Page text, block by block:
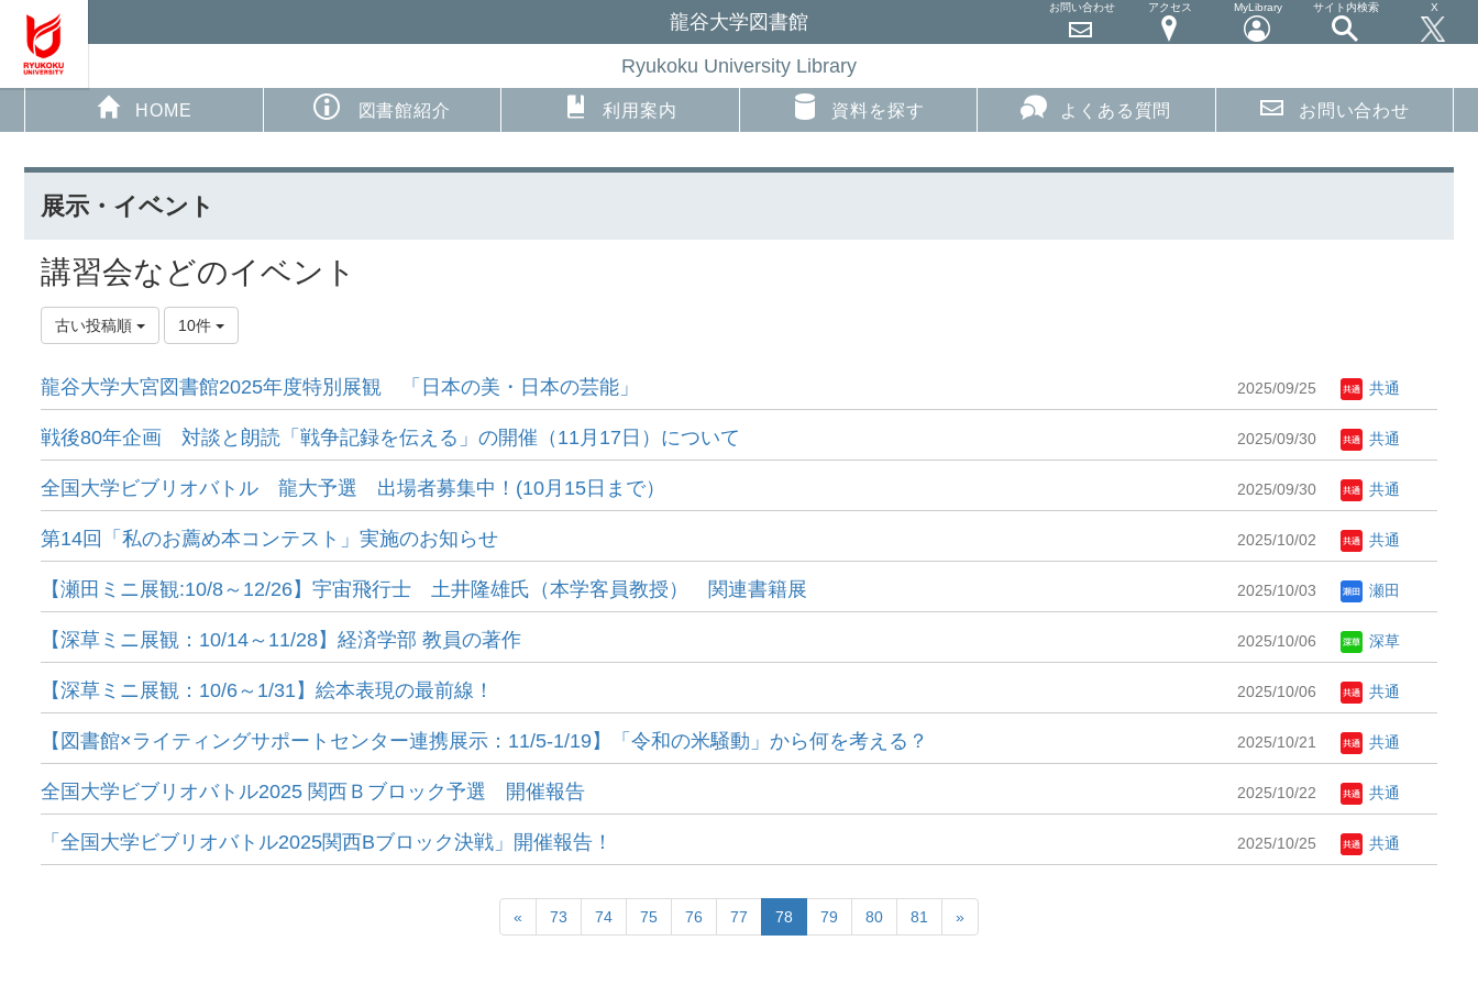
龍谷大学図書館
Ryukoku University Library
お問い合わせ アクセス MyLibrary サイト内検索 X
HOME 図書館紹介 利用案内 資料を探す よくある質問 お問い合わせ
展示・イベント
講習会などのイベント
古い投稿順 10件
龍谷大学大宮図書館2025年度特別展観 「日本の美・日本の芸能」 2025/09/25 共通
戦後80年企画 対談と朗読「戦争記録を伝える」の開催（11月17日）について 2025/09/30 共通
全国大学ビブリオバトル 龍大予選 出場者募集中！(10月15日まで） 2025/09/30 共通
第14回「私のお薦め本コンテスト」実施のお知らせ 2025/10/02 共通
【瀬田ミニ展観:10/8～12/26】宇宙飛行士 土井隆雄氏（本学客員教授） 関連書籍展 2025/10/03 瀬田
【深草ミニ展観：10/14～11/28】経済学部 教員の著作 2025/10/06 深草
【深草ミニ展観：10/6～1/31】絵本表現の最前線！ 2025/10/06 共通
【図書館×ライティングサポートセンター連携展示：11/5-1/19】「令和の米騒動」から何を考える？ 2025/10/21 共通
全国大学ビブリオバトル2025 関西Ｂブロック予選 開催報告 2025/10/22 共通
「全国大学ビブリオバトル2025関西Bブロック決戦」開催報告！ 2025/10/25 共通
« 73 74 75 76 77 78 79 80 81 »